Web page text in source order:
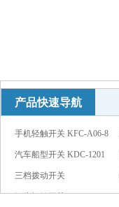
产品快速导航
手机轻触开关 KFC-A06-8
汽车船型开关 KDC-1201
带灯
三档拨动开关
铜头轻触开关 KFC-A04-02